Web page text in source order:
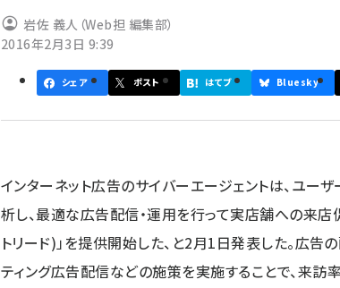
岩佐 義人（Web担 編集部）
2016年2月3日 9:39
シェア ポスト はてブ Bluesky
インターネット広告のサイバーエージェントは、ユー
析し、最適な広告配信・運用を行って実店舗への来
トリード)」を提供開始した、と2月1日発表した。広
ティング広告配信などの施策を実施することで、来